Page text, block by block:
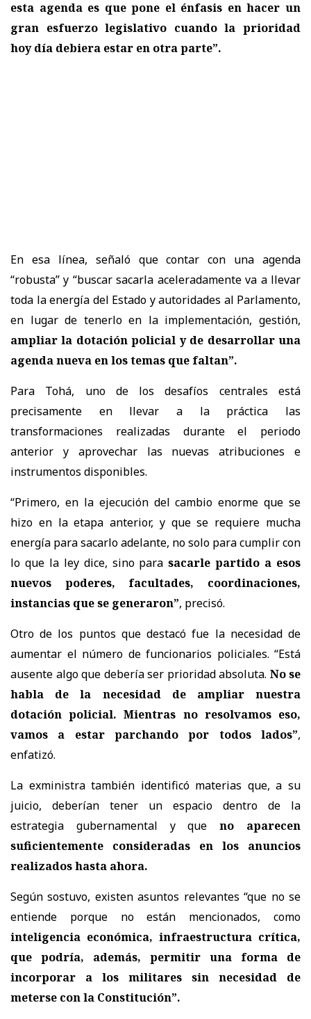
esta agenda es que pone el énfasis en hacer un
gran esfuerzo legislativo cuando la prioridad
hoy día debiera estar en otra parte”.
En esa línea, señaló que contar con una agenda
“robusta” y “buscar sacarla aceleradamente va a llevar
toda la energía del Estado y autoridades al Parlamento,
en lugar de tenerlo en la implementación, gestión,
ampliar la dotación policial y de desarrollar una
agenda nueva en los temas que faltan”.
Para Tohá, uno de los desafíos centrales está
precisamente en llevar a la práctica las
transformaciones realizadas durante el periodo
anterior y aprovechar las nuevas atribuciones e
instrumentos disponibles.
“Primero, en la ejecución del cambio enorme que se
hizo en la etapa anterior, y que se requiere mucha
energía para sacarlo adelante, no solo para cumplir con
lo que la ley dice, sino para sacarle partido a esos
nuevos poderes, facultades, coordinaciones,
instancias que se generaron”, precisó.
Otro de los puntos que destacó fue la necesidad de
aumentar el número de funcionarios policiales. “Está
ausente algo que debería ser prioridad absoluta. No se
habla de la necesidad de ampliar nuestra
dotación policial. Mientras no resolvamos eso,
vamos a estar parchando por todos lados”,
enfatizó.
La exministra también identificó materias que, a su
juicio, deberían tener un espacio dentro de la
estrategia gubernamental y queno aparecen
suficientemente consideradas en los anuncios
realizados hasta ahora.
Según sostuvo, existen asuntos relevantes “que no se
entiende porque no están mencionados, como
inteligencia económica, infraestructura crítica,
que podría, además, permitir una forma de
incorporar a los militares sin necesidad de
meterse con la Constitución”.